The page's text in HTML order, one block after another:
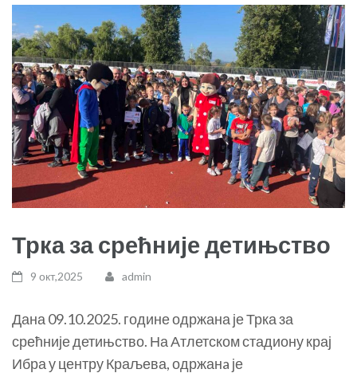
Трка за срећније детињство
9 окт,2025 admin
Дана 09.10.2025. године одржана је Трка за
срећније детињство. На Атлетском стадиону крај
Ибра у центру Краљева, одржанa је